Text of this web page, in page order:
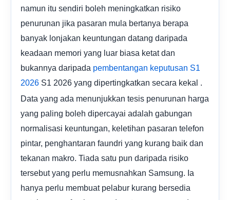
namun itu sendiri boleh meningkatkan risiko
penurunan jika pasaran mula bertanya berapa
banyak lonjakan keuntungan datang daripada
keadaan memori yang luar biasa ketat dan
bukannya daripada pembentangan keputusan S1
2026 S1 2026 yang dipertingkatkan secara kekal .
Data yang ada menunjukkan tesis penurunan harga
yang paling boleh dipercayai adalah gabungan
normalisasi keuntungan, keletihan pasaran telefon
pintar, penghantaran faundri yang kurang baik dan
tekanan makro. Tiada satu pun daripada risiko
tersebut yang perlu memusnahkan Samsung. Ia
hanya perlu membuat pelabur kurang bersedia